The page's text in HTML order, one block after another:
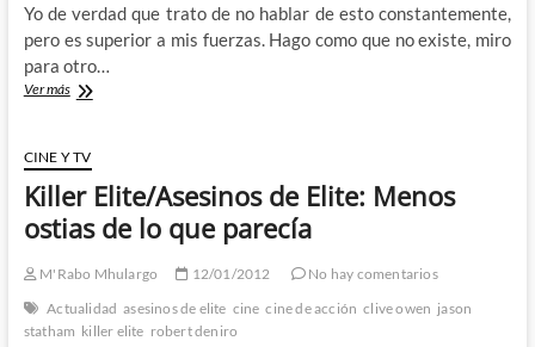
Yo de verdad que trato de no hablar de esto constantemente,
pero es superior a mis fuerzas. Hago como que no existe, miro
para otro…
Ver másA
el
DC
New
CINE Y TV
Killer Elite/Asesinos de Elite: Menos
ostias de lo que parecía
M'Rabo Mhulargo 12/01/2012
No hay comentarios
Actualidad asesinos de elite cine cine de acción clive owen jason
statham killer elite robert deniro